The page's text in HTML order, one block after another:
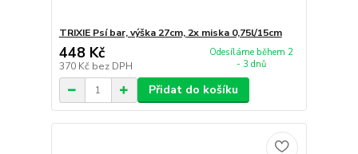
TRIXIE Psí bar, výška 27cm, 2x miska 0,75l/15cm
448 Kč
370 Kč bez DPH
Odesíláme během 2
- 3 dnů
Přidat do košíku